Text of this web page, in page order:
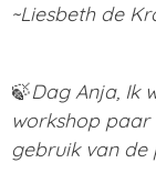
~Liesbeth de
🍃Dag Anja, Ik
workshop paar
gebruik van de